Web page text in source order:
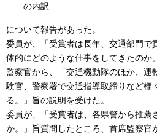
の内訳
について報告があった。
委員が、「受賞者は長年、交通部門で
体的にどのような仕事をしてきたのか
監察官から、「交通機動隊のほか、運
験官、警察署で交通指導取締りなど様
る。」旨の説明を受けた。
委員が、「受賞者は、各県警から推薦
か。」旨質問したところ、首席監察官